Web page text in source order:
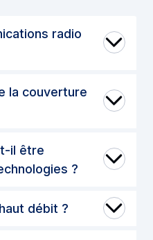
radio
la couverture
il être
?
débit ?